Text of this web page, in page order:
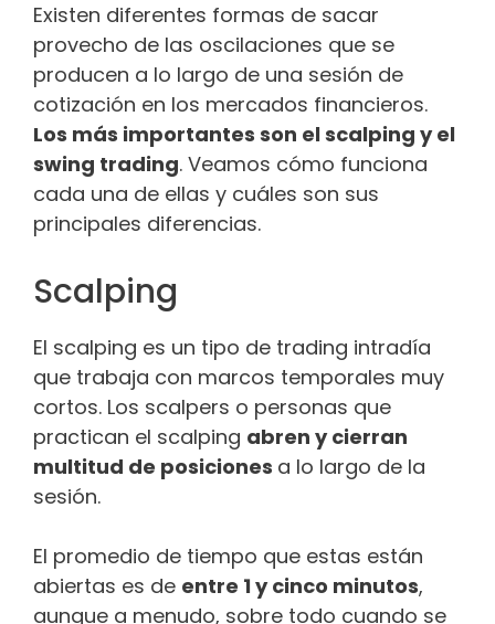
Existen diferentes formas de sacar
provecho de las oscilaciones que se
producen a lo largo de una sesión de
cotización en los mercados financieros.
Los más importantes son el scalping y el
swing trading. Veamos cómo funciona
cada una de ellas y cuáles son sus
principales diferencias.
Scalping
El scalping es un tipo de trading intradía
que trabaja con marcos temporales muy
cortos. Los scalpers o personas que
practican el scalping abren y cierran
multitud de posiciones a lo largo de la
sesión.
El promedio de tiempo que estas están
abiertas es de entre 1 y cinco minutos,
aunque a menudo, sobre todo cuando se